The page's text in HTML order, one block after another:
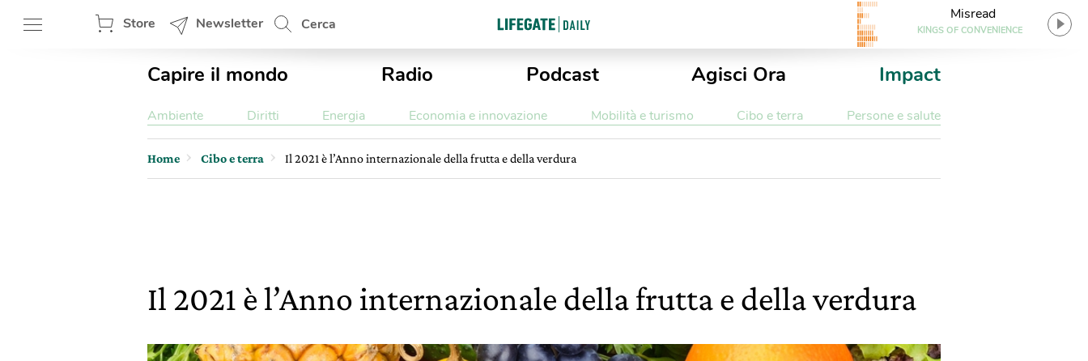
Store Newsletter Cerca
Misread
KINGS OF CONVENIENCE
Capire il mondo Radio Podcast Agisci Ora Impact
Ambiente Diritti Energia Economia e innovazione Mobilità e turismo Cibo e terra Persone e salute
Home Cibo e terra Il 2021 è l’Anno internazionale della frutta e della verdura
Il 2021 è l’Anno internazionale della frutta e della verdura